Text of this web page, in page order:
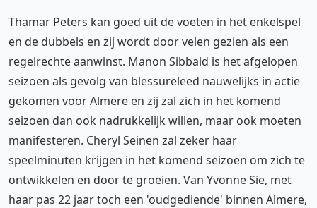
Thamar Peters kan goed uit de voeten in het enkelspel
en de dubbels en zij wordt door velen gezien als een
regelrechte aanwinst. Manon Sibbald is het afgelopen
seizoen als gevolg van blessureleed nauwelijks in actie
gekomen voor Almere en zij zal zich in het komend
seizoen dan ook nadrukkelijk willen, maar ook moeten
manifesteren. Cheryl Seinen zal zeker haar
speelminuten krijgen in het komend seizoen om zich te
ontwikkelen en door te groeien. Van Yvonne Sie, met
haar pas 22 jaar toch een 'oudgediende' binnen Almere,